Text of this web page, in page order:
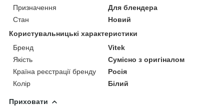
Призначення
Для блендера
Стан
Новий
Користувальницькі характеристики
Бренд
Vitek
Якість
Сумісно з оригіналом
Країна реєстрації бренду
Росія
Колір
Білий
Приховати